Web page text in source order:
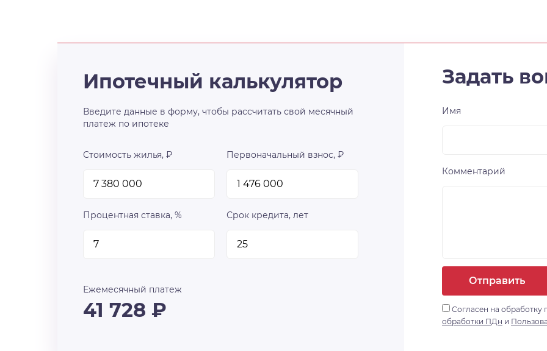
Ипотечный калькулятор
Введите данные в форму, чтобы рассчитать свой месячный
платеж по ипотеке
Стоимость жилья, ₽ Первоначальный взнос, ₽
Процентная ставка, % Срок кредита, лет
Ежемесячный платеж
41 728 ₽
Задать
Имя
Комментарий
Отправить
Согласен на обработку
обработки ПДн и